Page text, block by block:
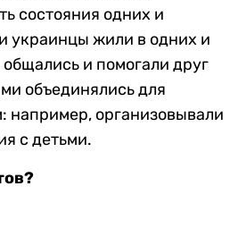
состояния одних и
украинцы жили в одних и
и помогали друг
объединялись для
например, организовывали
с детьми.